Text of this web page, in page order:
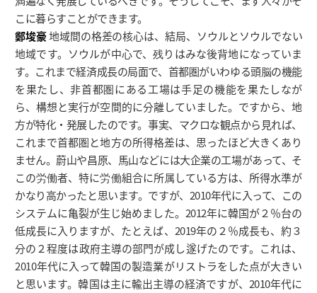
こに暮らすことができます。
鄭埈豪地域間の格差の核心は、結局、ソウルとソウルでない
地域です。ソウルが中心で、残りはみな後背地になっていま
す。これまで経済成長の局面で、首都圏がいわゆる頭脳の機能
を果たし、非首都圏にある工場は手足の機能を果たしなが
ら、構想と実行が空間的に分離していました。ですから、地
方が特化・発展したのです。事実、マクロな観点から見れば、
これまで首都圏と地方の所得格差は、思ったほど大きくあり
ません。蔚山や昌原、馬山などには大企業の工場があって、そ
この労働者、特に労働組合に所属している方は、所得水準が
かなり高かったと思います。ですが、2010年代に入って、この
システムに亀裂が生じ始めました。2012年に韓国が２％台の
低成長に入りますが、たとえば、2019年の２％成長も、約３
分の２程度は政府主導の部門が成し遂げたのです。これは、
2010年代に入って韓国の製造業がリストラをした点が大きい
と思います。韓国は主に輸出主導の経済ですが、2010年代に